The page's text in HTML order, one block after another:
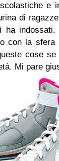
e
di
con la
cose se
Mi pare